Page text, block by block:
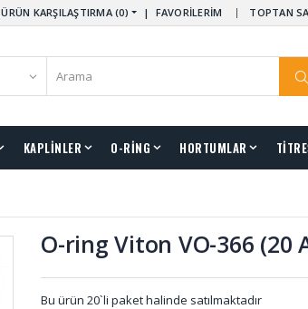
ÜRÜN KARŞILAŞTIRMA (0) | FAVORİLERİM TOPTAN
KAPLİNLER O-RİNG HORTUMLAR
O-ring Viton VO-366 (20
Bu ürün 20`li paket halinde satılmaktadır